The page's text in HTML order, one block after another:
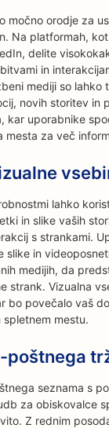
močno orodje za
Na platformah,
delite
in
mediji so lahko
novih storitev in
kar uporabnike
mesta za več
lahko
in slike vaših
s strankami.
slike in
medijih, da
strank. Vizualna
bo povečalo vaš
mestu.
poštnega
seznama s
za obiskovalce
Z rednim